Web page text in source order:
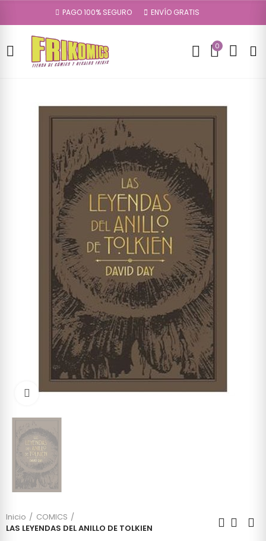
PAGO 100% SEGURO ENVÍO GRATIS
0
Click to enlarge
Inicio
COMICS
LAS LEYENDAS DEL ANILLO DE TOLKIEN